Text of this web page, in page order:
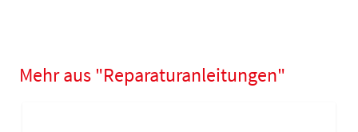
Mehr aus "Reparaturanleitungen"